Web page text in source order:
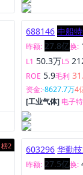
688146 中船
昨额: 27.8亿换:
L1 50.3万L5
ROE 5.9毛利
资金:-8627.7万4
[工业气体] 电子
发、生产和销售
榜2 603296 华勤
昨额: 27.5亿换: